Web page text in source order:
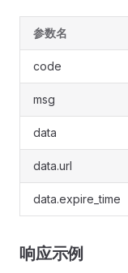
参数名
code
msg
data
data.url
data.expire_time
响应示例